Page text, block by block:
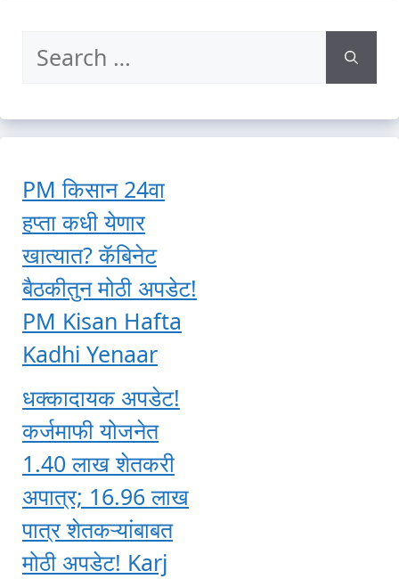
Search
PM किसान 24वा
हप्ता कधी येणार
खात्यात? कॅबिनेट
बैठकीतुन मोठी अपडेट!
PM Kisan Hafta
Kadhi Yenaar
धक्कादायक अपडेट!
कर्जमाफी योजनेत
1.40 लाख शेतकरी
अपात्र; 16.96 लाख
पात्र शेतकऱ्यांबाबत
मोठी अपडेट! Karj